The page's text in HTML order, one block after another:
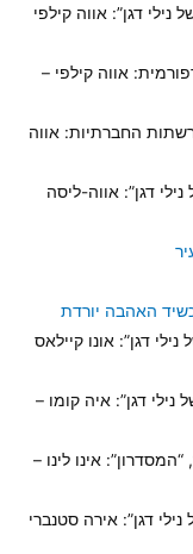
נילי דגן”: אווה קילפי
הרשתות החברתיות: אווה
נילי דגן”: אווה-ליסה
האהבה יורדת
נילי דגן”: אונו קיילאס
נילי דגן”: אירה סטנברי